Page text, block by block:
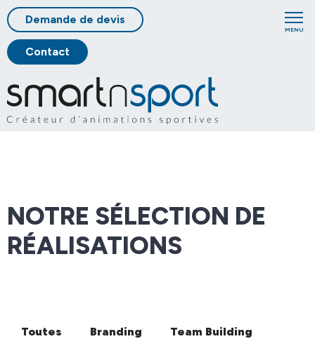
Demande de devis
Contact
MENU
NOTRE SÉLECTION DE
RÉALISATIONS
Toutes Branding Team Building